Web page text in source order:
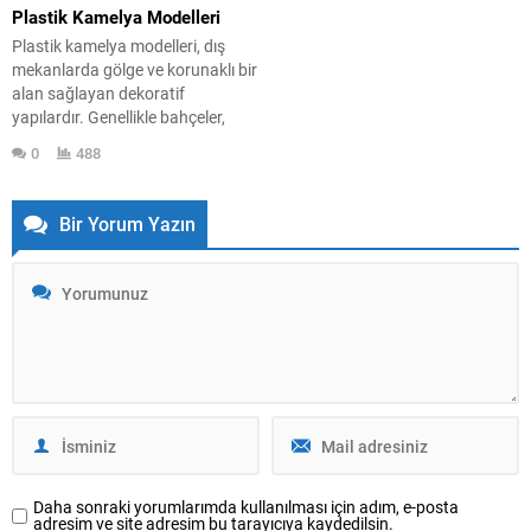
mevcuttur. Hava koşullarına...
Plastik Kamelya Modelleri
Plastik kamelya modelleri, dış
mekanlarda gölge ve korunaklı bir
alan sağlayan dekoratif
yapılardır. Genellikle bahçeler,
alanları gibi çeşitli yerlerde
dayanıklı ve bakımı kolay
malzemelere sahip oldukları için
ahşap kamelyalara göre daha
uzun ömürlüdürler. Plastik
Kamelya Modelleri Kullanım
0 488
Bir Yorum Yazın
Daha sonraki yorumlarımda kullanılması için adım, e-posta
adresim ve site adresim bu tarayıcıya kaydedilsin.